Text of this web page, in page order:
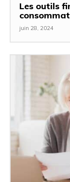
Les outils
juin 28, 2024